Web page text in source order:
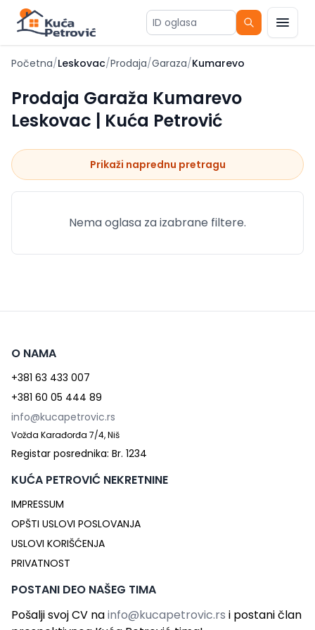
ID oglasa
Početna/Leskovac/Prodaja/Garaza/Kumarevo
Prodaja Garaža Kumarevo
Leskovac | Kuća Petrović
Prikaži naprednu pretragu
Nema oglasa za izabrane filtere.
O NAMA
+381 63 433 007
+381 60 05 444 89
info@kucapetrovic.rs
Vožda Karađorđa 7/4, Niš
Registar posrednika: Br. 1234
KUĆA PETROVIĆ NEKRETNINE
IMPRESSUM
OPŠTI USLOVI POSLOVANJA
USLOVI KORIŠĆENJA
PRIVATNOST
POSTANI DEO NAŠEG TIMA
Pošalji svoj CV nainfo@kucapetrovic.rs i postani član